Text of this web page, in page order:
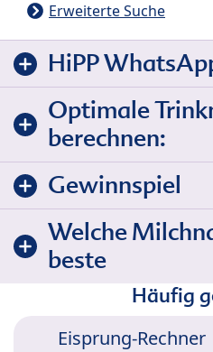
Erweiterte Suche
HiPP
Optimale
berechnen:
Gewinnspiel
Welche
beste
Häufig
Eisprung-Rechner